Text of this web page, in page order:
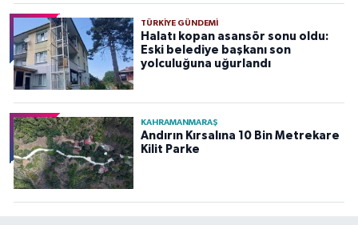
TÜRKIYE GÜNDEMI
Halatı kopan asansör sonu oldu:
Eski belediye başkanı son
yolculuğuna uğurlandı
KAHRAMANMARAŞ
Andırın Kırsalına 10 Bin Metrekare
Kilit Parke